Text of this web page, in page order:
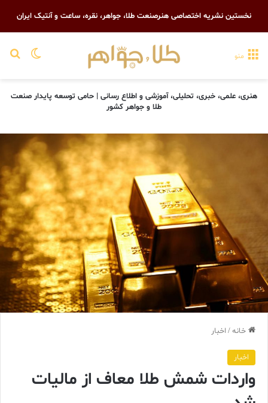
نخستین نشریه اختصاصی هنرصنعت طلا، جواهر، نقره، ساعت و آنتیک ایران
تغییر منو
هنری، علمی، خبری، تحلیلی، آموزشی و اطلاع رسانی | حامی توسعه پایدار صنعت
طلا و جواهر کشور
خانه/ اخبار
اخبار
واردات شمش طلا معاف از مالیات